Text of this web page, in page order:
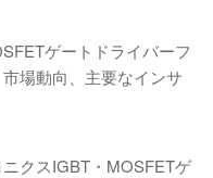
ゲートドライバーフ
場動向、主要なインサ
クスIGBT・MOSFETゲ